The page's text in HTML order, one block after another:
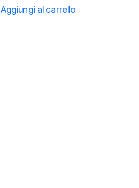
Aggiungi al carrello